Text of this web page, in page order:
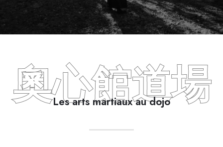
Les arts martiaux au dojo
奧心館道場